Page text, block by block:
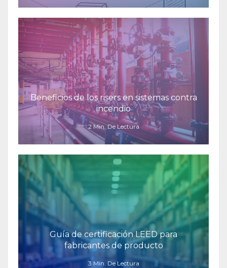
Beneficios de los risers en sistemas contra
incendio
2 Min. De Lectura
Guía de certificación LEED para
fabricantes de producto
3 Min. De Lectura